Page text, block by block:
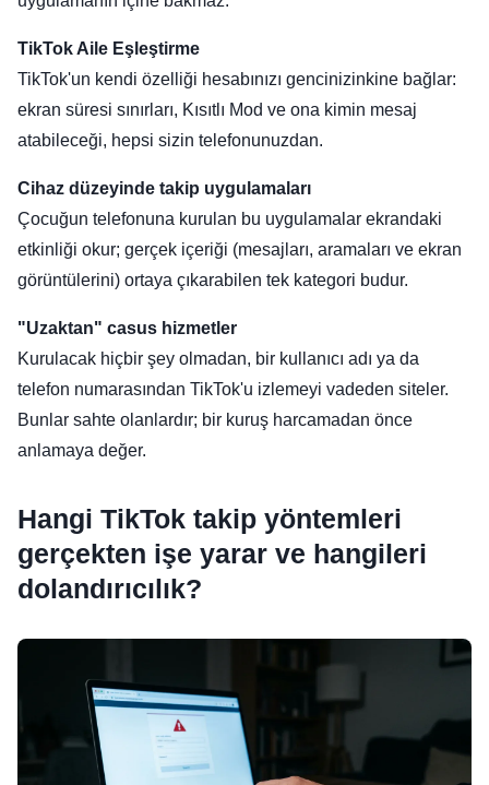
TikTok Aile Eşleştirme
TikTok'un kendi özelliği hesabınızı gencinizinkine bağlar:
ekran süresi sınırları, Kısıtlı Mod ve ona kimin mesaj
atabileceği, hepsi sizin telefonunuzdan.
Cihaz düzeyinde takip uygulamaları
Çocuğun telefonuna kurulan bu uygulamalar ekrandaki
etkinliği okur; gerçek içeriği (mesajları, aramaları ve ekran
görüntülerini) ortaya çıkarabilen tek kategori budur.
"Uzaktan" casus hizmetler
Kurulacak hiçbir şey olmadan, bir kullanıcı adı ya da
telefon numarasından TikTok'u izlemeyi vadeden siteler.
Bunlar sahte olanlardır; bir kuruş harcamadan önce
anlamaya değer.
Hangi TikTok takip yöntemleri
gerçekten işe yarar ve hangileri
dolandırıcılık?